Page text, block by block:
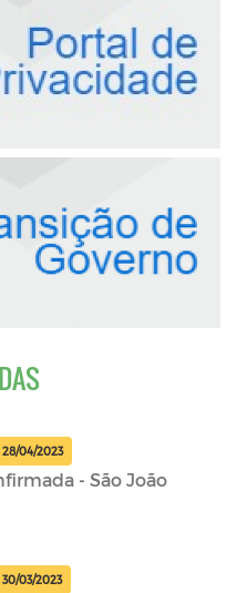
28/04/2023
- São João
30/03/2023